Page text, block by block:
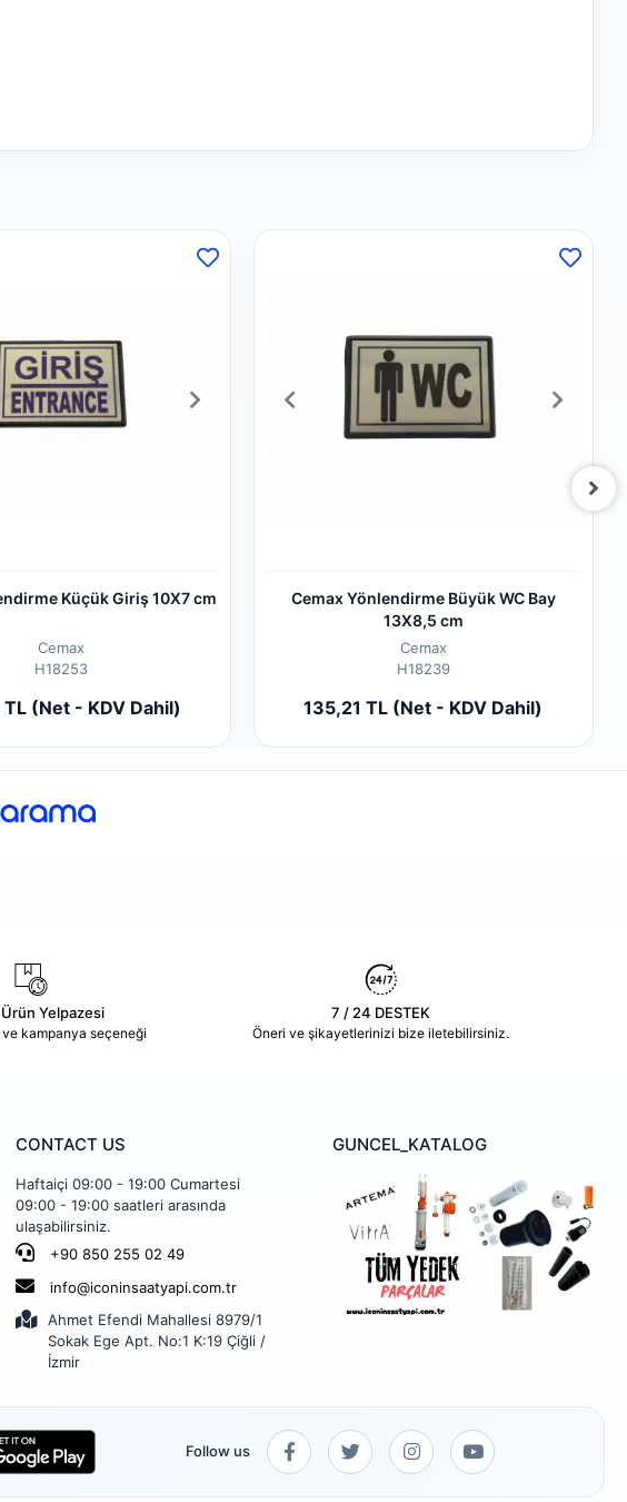
Küçük Giriş 10X7 cm
Cemax
H18253
(Net - KDV Dahil)
Cemax Yönlendirme Büyük WC Bay
13X8,5 cm
Cemax
H18239
135,21 TL (Net - KDV Dahil)
Yelpazesi
kampanya seçeneği
7 / 24 DESTEK
Öneri ve şikayetlerinizi bize iletebilirsiniz.
CONTACT US
Haftaiçi 09:00 - 19:00 Cumartesi
09:00 - 19:00 saatleri arasında
ulaşabilirsiniz.
+90 850 255 02 49
info@iconinsaatyapi.com.tr
Ahmet Efendi Mahallesi 8979/1
Sokak Ege Apt. No:1 K:19 Çiğli /
İzmir
GUNCEL_KATALOG
Follow us